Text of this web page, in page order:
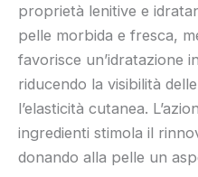
proprietà lenitive e
pelle morbida e fresca,
favorisce un’idratazione
riducendo la visibilità
l’elasticità cutanea.
ingredienti stimola il
donando alla pelle un